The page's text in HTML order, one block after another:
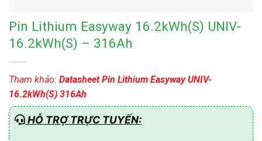
Pin Lithium Easyway 16.2kWh(S) UNIV-
16.2kWh(S) – 316Ah
Tham khảo: Datasheet Pin Lithium Easyway UNIV-
16.2kWh(S) 316Ah
HỖ TRỢ TRỰC TUYẾN: